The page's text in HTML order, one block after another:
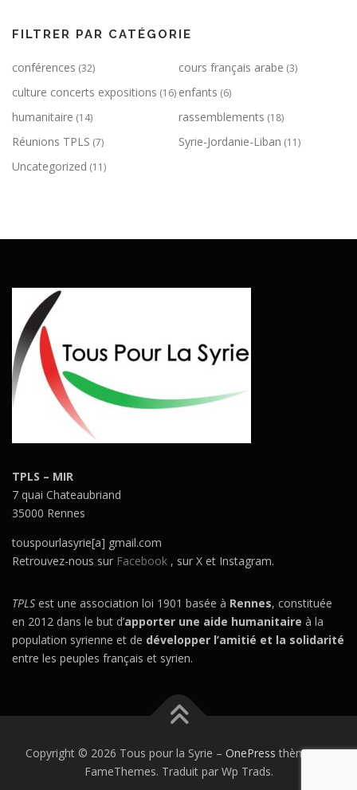
i
n
d
e
s
r
c
FILTRER PAR CATÉGORIE
conférences (32) cours français arabe (3)
culture concerts expositions (16) enfants (6)
humanitaire (14) rassemblements (18)
Réunions TPLS (7) Syrie-Jordanie-Liban (11)
Uncategorized (11)
TPLS – MIR
7 quai Chateaubriand
35000 Rennes
touspourlasyrie[a] gmail.com
Retrouvez-nous sur Facebook , sur X et Instagram.
TPLS est une association loi 1901 basée à Rennes, constituée
en 2012 dans le but d’apporter une aide humanitaire à la
population syrienne et de développer l’amitié et la solidarité
entre les peuples français et syrien.
Copyright © 2026 Tous pour la Syrie – OnePress thème par
FameThemes. Traduit par Wp Trads.